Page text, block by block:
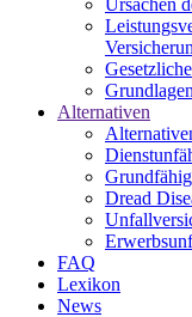
Grundlagen
Alternativen
Dread
FAQ
Lexikon
News